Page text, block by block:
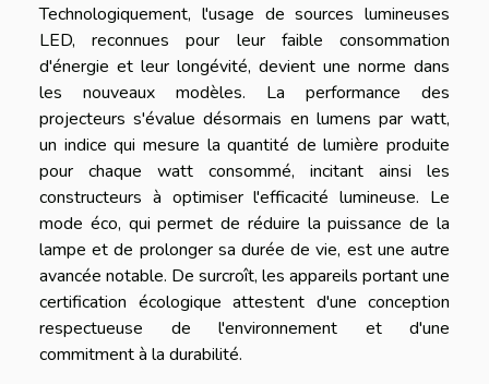
Technologiquement, l'usage de sources lumineuses
LED, reconnues pour leur faible consommation
d'énergie et leur longévité, devient une norme dans
les nouveaux modèles. La performance des
projecteurs s'évalue désormais en lumens par watt,
un indice qui mesure la quantité de lumière produite
pour chaque watt consommé, incitant ainsi les
constructeurs à optimiser l'efficacité lumineuse. Le
mode éco, qui permet de réduire la puissance de la
lampe et de prolonger sa durée de vie, est une autre
avancée notable. De surcroît, les appareils portant une
certification écologique attestent d'une conception
respectueuse de l'environnement et d'une
commitment à la durabilité.